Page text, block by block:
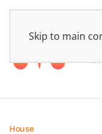
Skip to main
House